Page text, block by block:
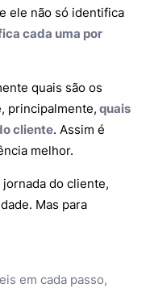
ele não só identifica
cada uma por
quais são os
principalmente, quais
cliente. Assim é
melhor.
do cliente,
Mas para
em cada passo,